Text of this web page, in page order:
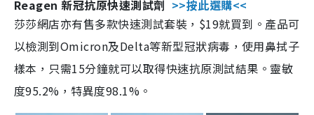
Reagen 新冠抗原快速測試劑 >>按此選購<<
莎莎網店亦有售多款快速測試套裝，$19就買到。產品可
以檢測到Omicron及Delta等新型冠狀病毒，使用鼻拭子
樣本，只需15分鐘就可以取得快速抗原測試結果。靈敏
度95.2%，特異度98.1%。